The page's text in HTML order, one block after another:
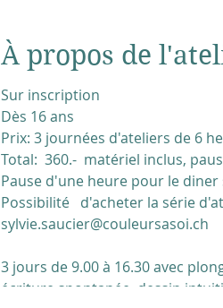
À propos de
Sur inscription
Dès 16 ans
Prix: 3 journées d'ateliers de 6
Total: 360.- matériel inclus,
Pause d'une heure pour le
Possibilité d'acheter la série
sylvie.saucier@couleursasoi.ch
3 jours de 9.00 à 16.30 avec
écriture spontanée, dessin